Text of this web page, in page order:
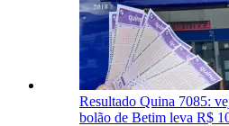
Resultado Quina 7085:
bolão de Betim leva R$